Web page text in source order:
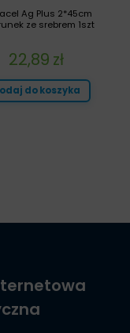
Ag Plus 2*45cm
ze srebrem 1szt
22,89 zł
do koszyka